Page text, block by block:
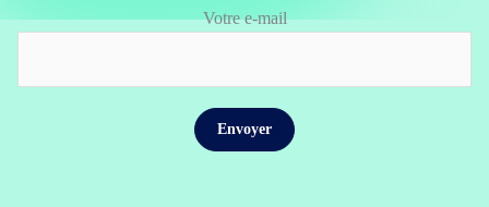
Votre e-mail